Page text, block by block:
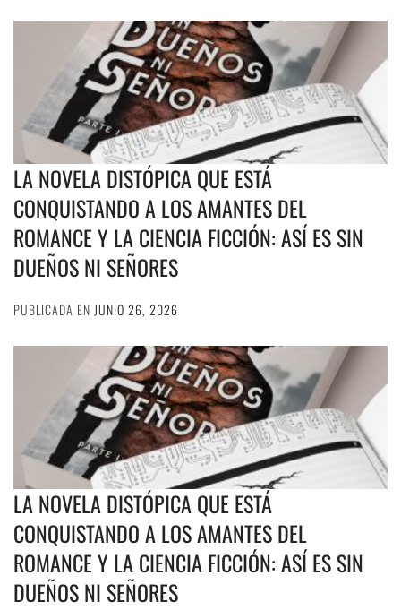
LA NOVELA DISTÓPICA QUE ESTÁ
CONQUISTANDO A LOS AMANTES DEL
ROMANCE Y LA CIENCIA FICCIÓN: ASÍ ES SIN
DUEÑOS NI SEÑORES
PUBLICADA EN JUNIO 26, 2026
LA NOVELA DISTÓPICA QUE ESTÁ
CONQUISTANDO A LOS AMANTES DEL
ROMANCE Y LA CIENCIA FICCIÓN: ASÍ ES SIN
DUEÑOS NI SEÑORES